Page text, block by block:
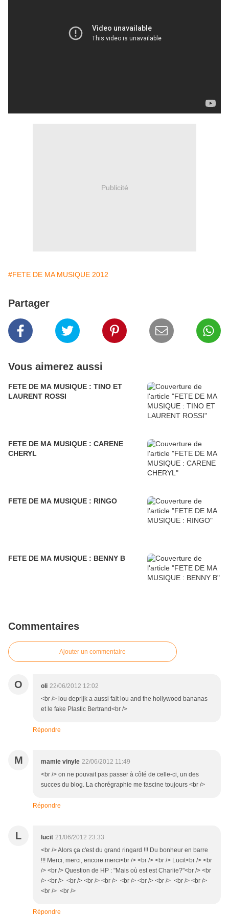
Publicité
#FETE DE MA MUSIQUE 2012
Partager
Vous aimerez aussi
FETE DE MA MUSIQUE : TINO ET
LAURENT ROSSI
FETE DE MA MUSIQUE : CARENE
CHERYL
FETE DE MA MUSIQUE : RINGO
FETE DE MA MUSIQUE : BENNY B
Commentaires
Ajouter un commentaire
O oli 22/06/2012 12:02
<br /> lou deprijk a aussi fait lou and the hollywood bananas
et le fake Plastic Bertrand<br />
Répondre
M mamie vinyle 22/06/2012 11:49
<br /> on ne pouvait pas passer à côté de celle-ci, un des
succes du blog. La chorégraphie me fascine toujours <br />
Répondre
L lucit 21/06/2012 23:33
<br /> Alors ça c'est du grand ringard !!! Du bonheur en barre
!!! Merci, merci, encore merci<br /> <br /> <br /> Lucit<br /> <br
/> <br /> Question de HP : "Mais où est est Chariie?"<br /> <br
/> <br /> <br /> <br /> <br /> <br /> <br /> <br /> <br /> <br />
<br /> <br />
Répondre